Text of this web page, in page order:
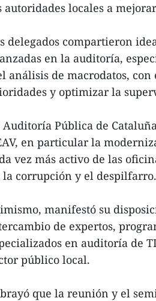
autoridades locales a
delegados compartieron
en la auditoría,
análisis de macrodatos,
y optimizar la
Auditoría Pública de
en particular la
vez más activo de las
la corrupción y el despilfarro.
manifestó su
de expertos,
en auditoría de
público local.
que la reunión y el